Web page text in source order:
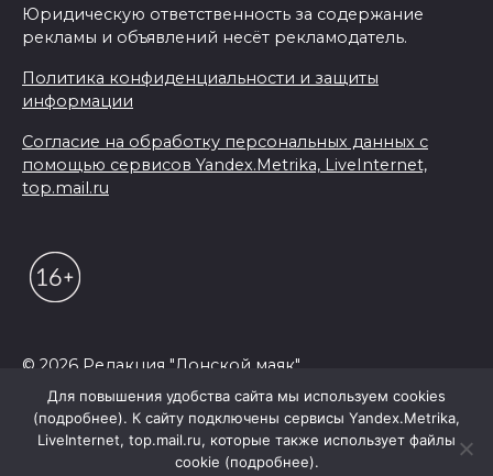
Юридическую ответственность за содержание
рекламы и объявлений несёт рекламодатель.
Политика конфиденциальности и защиты
информации
Согласие на обработку персональных данных с
помощью сервисов Yandex.Metrika, LiveInternet,
top.mail.ru
© 2026 Редакция "Донской маяк"
Для повышения удобства сайта мы используем cookies
(подробнее). К сайту подключены сервисы Yandex.Metrika,
LiveInternet, top.mail.ru, которые также использует файлы
cookie (подробнее).